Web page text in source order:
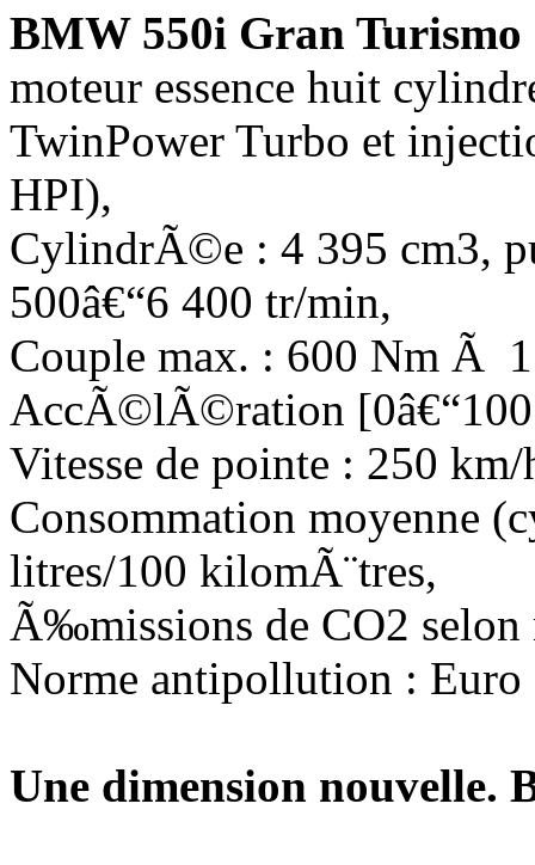
BMW 550i Gran Turismo
moteur essence huit
TwinPower Turbo et
HPI),
CylindrÃ©e : 4 395 cm3,
500â€“6 400 tr/min,
Couple max. : 600 Nm Ã
AccÃ©lÃ©ration [0â€“100
Vitesse de pointe : 250 km/
Consommation moyenne
litres/100 kilomÃ¨tres,
Ã‰missions de CO2
Norme antipollution : Euro
Une dimension